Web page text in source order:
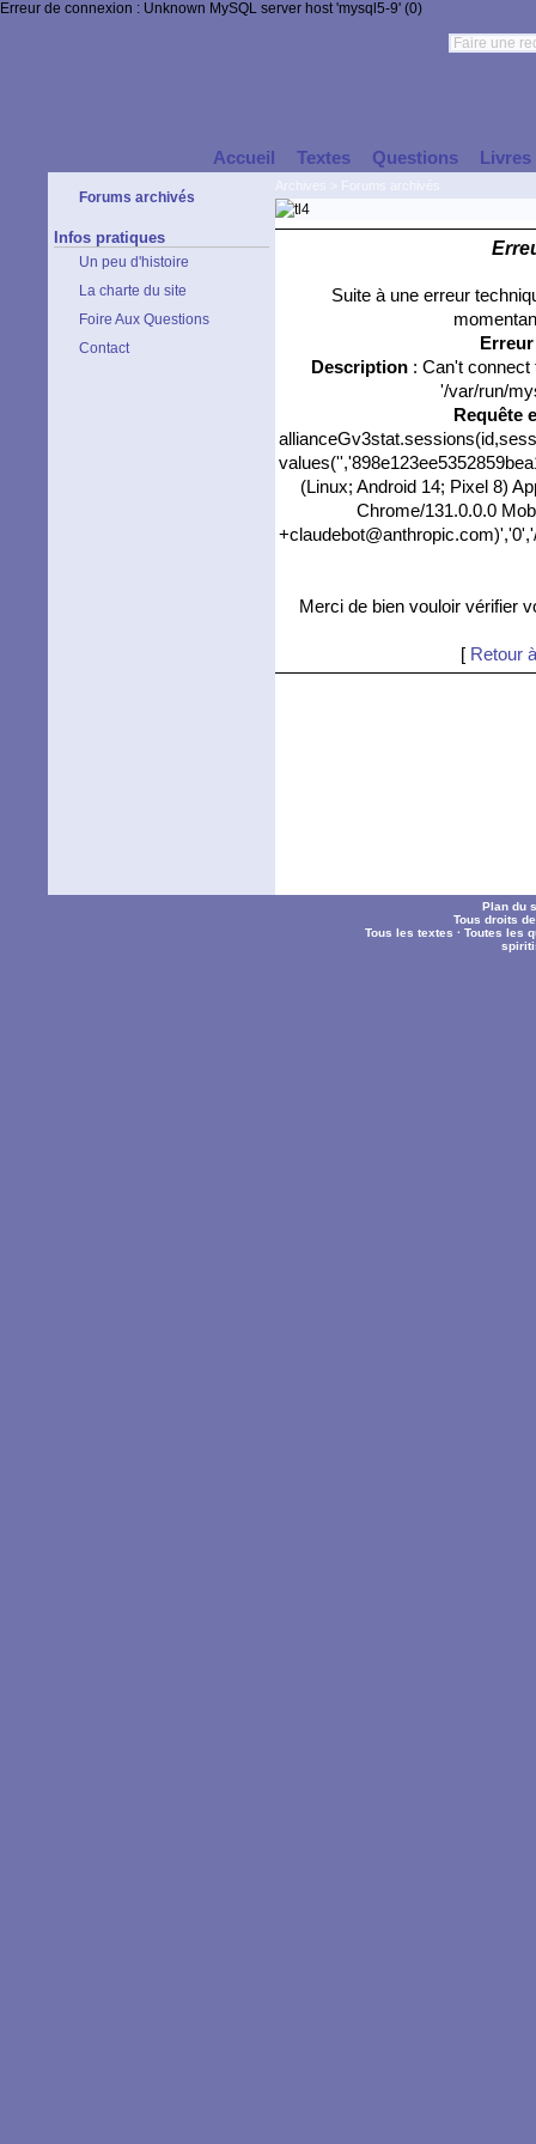
Erreur de connexion : Unknown MySQL server host 'mysql5-9' (0)
Accueil Textes Questions Livres
Forums archivés
Infos pratiques
Un peu d'histoire
La charte du site
Foire Aux Questions
Contact
Suite à une erreur
Description: Can't connect
'/var/run/
Requête
(Linux; Android 14; Pixel 8)
Chrome/131.0.0.0
Merci de bien vouloir vérifier
[ Retour
Plan du
Tous droits
Tous les textes ·Toutes les